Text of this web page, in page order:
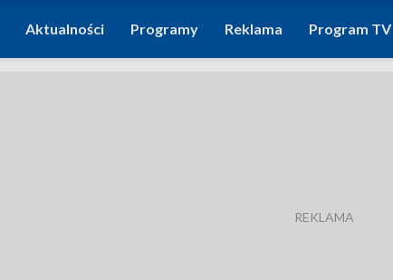
Aktualności Programy Reklama Program TV